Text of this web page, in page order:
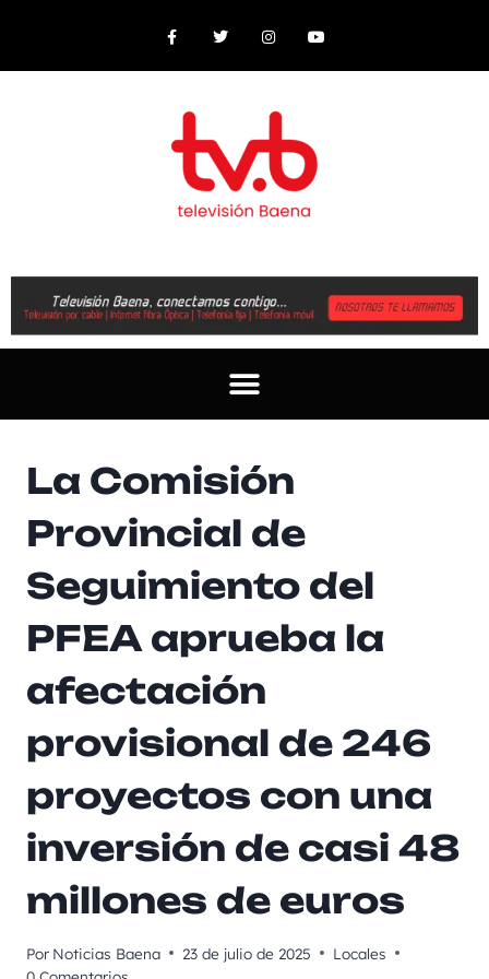
La Comisión
Provincial de
Seguimiento del
PFEA aprueba la
afectación
provisional de 246
proyectos con una
inversión de casi 48
millones de euros
Por Noticias Baena 23 de julio de 2025
Locales